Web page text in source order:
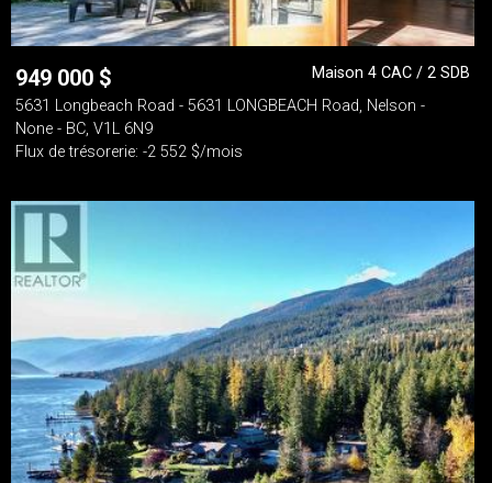
949 000 $
Maison 4 CAC / 2 SDB
5631 Longbeach Road - 5631 LONGBEACH Road, Nelson -
None - BC, V1L 6N9
Flux de trésorerie: -2 552 $/mois